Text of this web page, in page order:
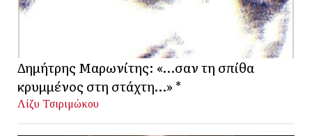
Δημήτρης Μαρωνίτης: «…σαν τη σπίθα
κρυμμένος στη στάχτη…» *
Λίζυ Τσιριμώκου